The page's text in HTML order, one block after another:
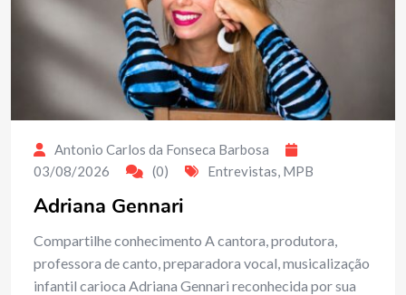
Antonio Carlos da Fonseca Barbosa
03/08/2026
(0) Entrevistas, MPB
Adriana Gennari
Compartilhe conhecimento A cantora, produtora,
professora de canto, preparadora vocal, musicalização
infantil carioca Adriana Gennari reconhecida por sua